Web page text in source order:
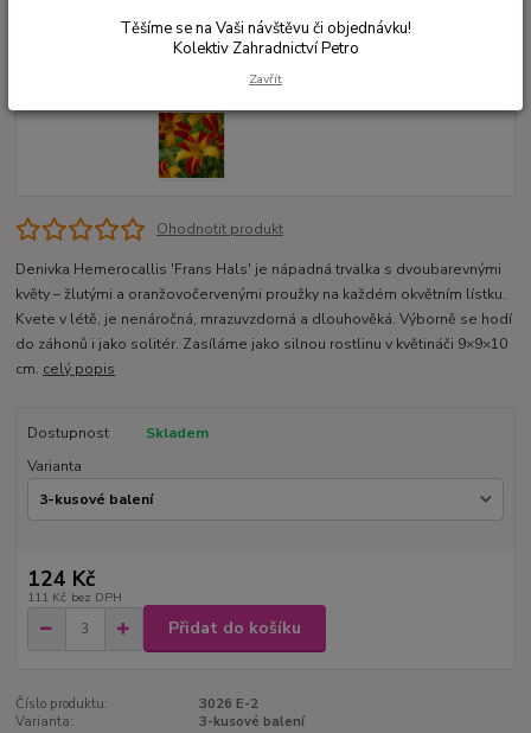
Ohodnotit produkt
Denivka Hemerocallis 'Frans Hals' je nápadná trvalka s dvoubarevnými
květy – žlutými a oranžovočervenými proužky na každém okvětním lístku.
Kvete v létě, je nenáročná, mrazuvzdorná a dlouhověká. Výborně se hodí
do záhonů i jako solitér. Zasíláme jako silnou rostlinu v květináči 9×9×10
cm. celý popis
Dostupnost
Skladem
Varianta
124 Kč
111 Kč bez DPH
Přidat do košíku
Číslo produktu:
3026 E-2
Varianta:
3-kusové balení
Těšíme se na Vaši návštěvu či objednávku!
Kolektiv Zahradnictví Petro
Zavřít